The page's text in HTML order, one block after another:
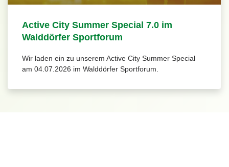
Active City Summer Special 7.0 im
Walddörfer Sportforum
Wir laden ein zu unserem Active City Summer Special
am 04.07.2026 im Walddörfer Sportforum.